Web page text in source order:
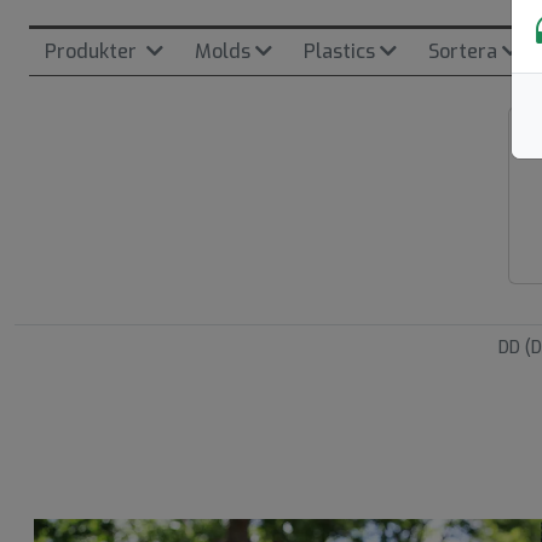
Produkter Molds Plastics Sortera
DD